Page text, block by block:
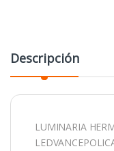
Descripción
LUMINARIA